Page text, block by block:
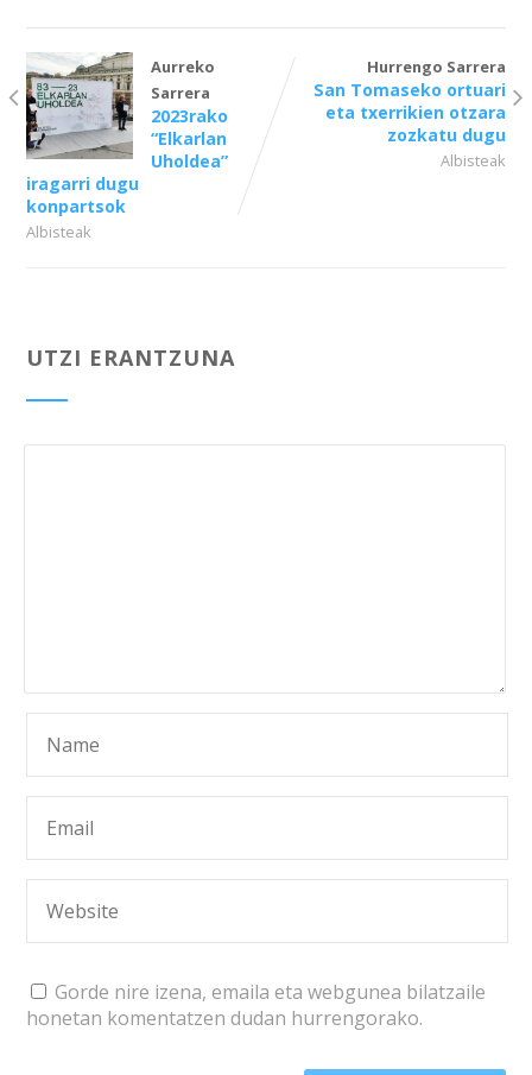
Aurreko
Sarrera
2023rako
“Elkarlan
Uholdea”
iragarri dugu
konpartsok
Albisteak
Hurrengo Sarrera
San Tomaseko ortuari
eta txerrikien otzara
zozkatu dugu
Albisteak
UTZI ERANTZUNA
Gorde nire izena, emaila eta webgunea bilatzaile
honetan komentatzen dudan hurrengorako.